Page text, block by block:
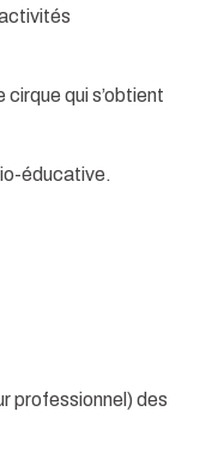
qui s’obtient
éducative.
professionnel) des